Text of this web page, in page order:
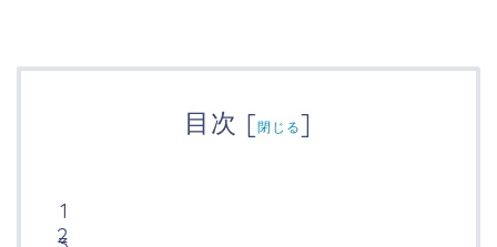
目次 [閉じる]